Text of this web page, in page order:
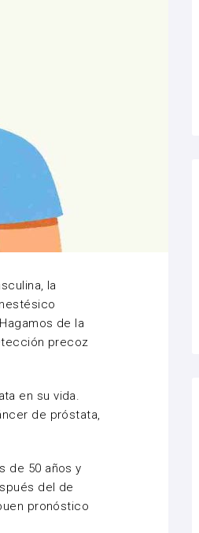
la
de la
precoz
en su vida.
de próstata,
de 50 años y
del de
pronóstico